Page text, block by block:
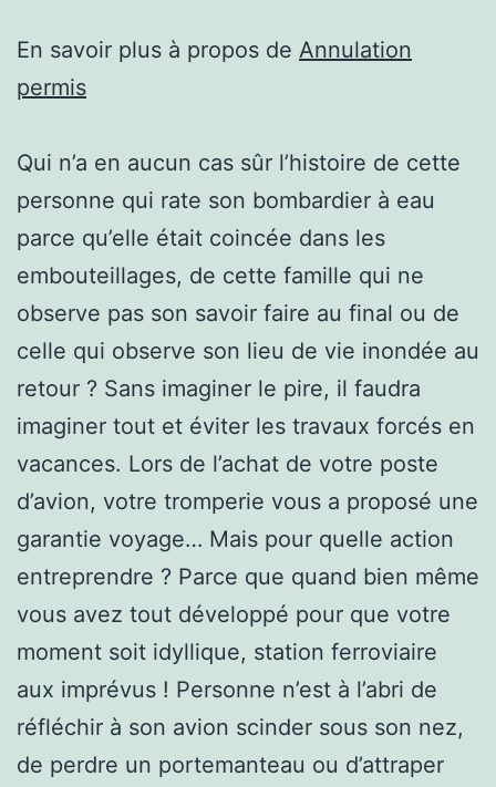
En savoir plus à propos de Annulation
permis
Qui n’a en aucun cas sûr l’histoire de cette
personne qui rate son bombardier à eau
parce qu’elle était coincée dans les
embouteillages, de cette famille qui ne
observe pas son savoir faire au final ou de
celle qui observe son lieu de vie inondée au
retour ? Sans imaginer le pire, il faudra
imaginer tout et éviter les travaux forcés en
vacances. Lors de l’achat de votre poste
d’avion, votre tromperie vous a proposé une
garantie voyage… Mais pour quelle action
entreprendre ? Parce que quand bien même
vous avez tout développé pour que votre
moment soit idyllique, station ferroviaire
aux imprévus ! Personne n’est à l’abri de
réfléchir à son avion scinder sous son nez,
de perdre un portemanteau ou d’attraper